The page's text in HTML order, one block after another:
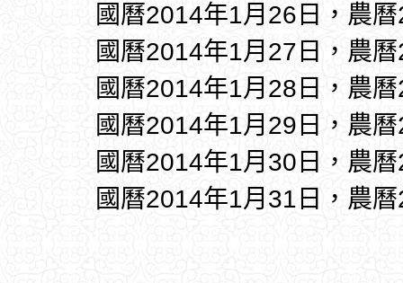
國曆2014年1月26日，農
國曆2014年1月27日，農
國曆2014年1月28日，農
國曆2014年1月29日，農
國曆2014年1月30日，農
國曆2014年1月31日，農